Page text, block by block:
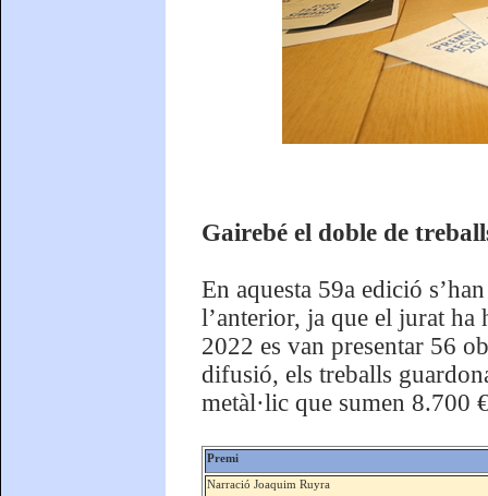
Gairebé el doble de
En aquesta 59a edició
l’anterior, ja que el jurat
2022 es van presentar 56
difusió, els treballs
metàl·lic que sumen 8.700
Premi
Narració Joaquim Ruyra